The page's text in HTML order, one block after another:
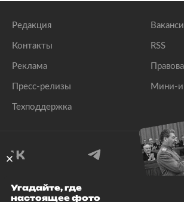
Редакция
Контакты
Реклама
Пресс-релизы
Техподдержка
RSS
Мини-
© 1999–2026 Все права защищены.
Угадайте, где
настоящее фото